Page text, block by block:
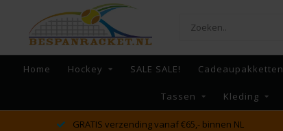
Home Hockey SALE SALE! Cadeaupakketten
Tassen Kleding
GRATIS verzending vanaf €65,- binnen NL